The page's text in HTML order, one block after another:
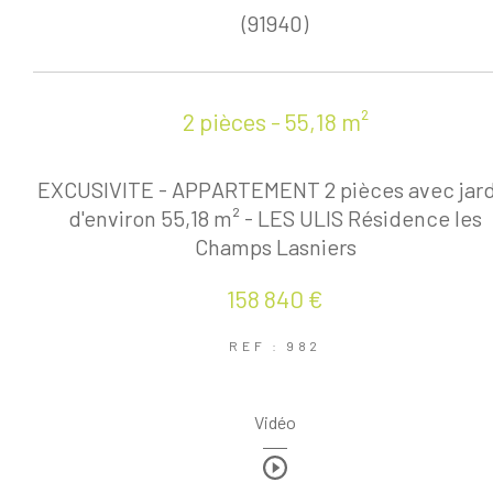
(91940)
2 pièces - 55,18 m²
EXCUSIVITE - APPARTEMENT 2 pièces avec
d'environ 55,18 m² - LES ULIS Résidence les
Champs Lasniers
158 840 €
REF : 982
Vidéo